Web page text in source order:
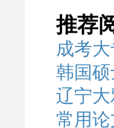
推荐
成考
韩国
辽宁
常用